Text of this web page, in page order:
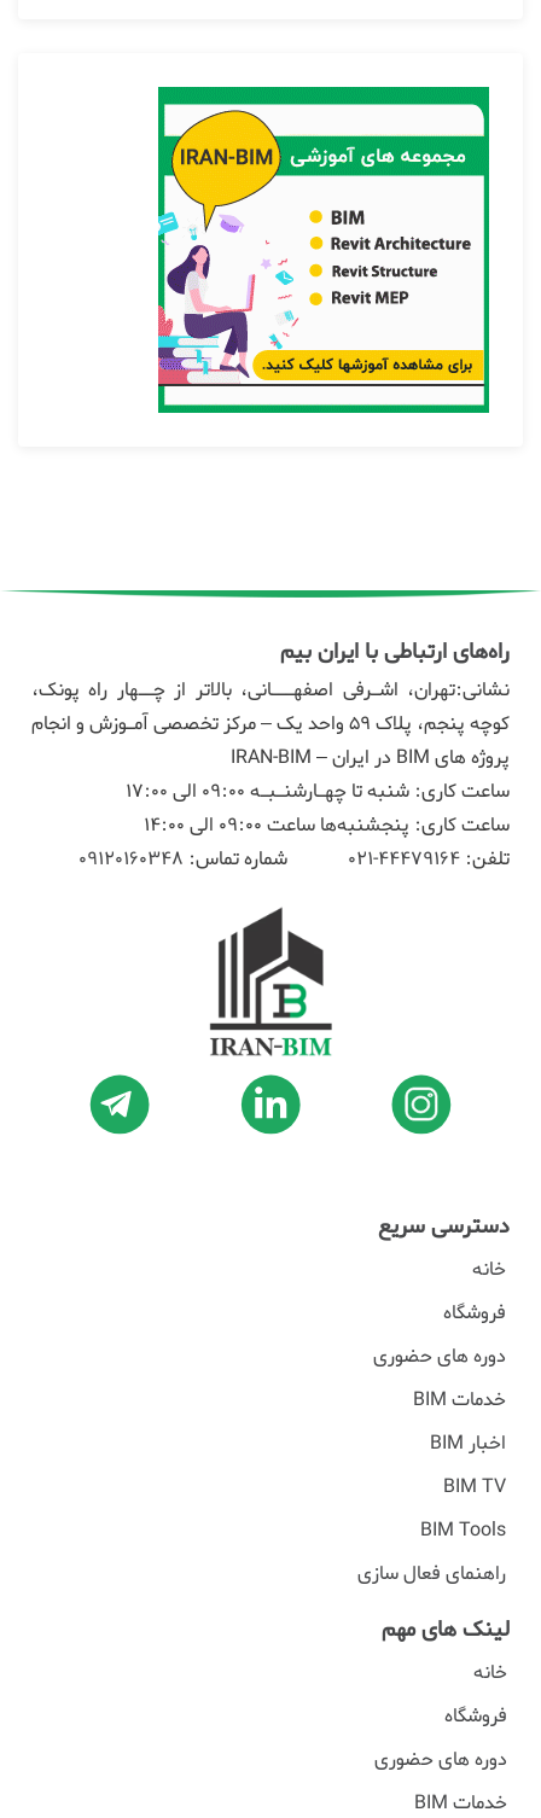
راه‌های ارتباطی با ایران بیم
نشانی:تهران، اشـرفی اصفهـــانی، بالاتر از چــهار راه پونک،
کوچه پنجم، پلاک ۵۹ واحد یک – مرکز تخصصی آمـوزش و انجام
پروژه های BIM در ایران – IRAN-BIM
ساعت کاری: شنبه تا چهـارشنـبـه 09:00 الی 17:00
ساعت کاری: پنجشنبه‌ها ساعت 09:00 الی 14:00
تلفن: 44479164-021 شماره تماس: 09120160348
دسترسی سریع
خانه
فروشگاه
دوره های حضوری
خدمات BIM
اخبار BIM
BIM TV
BIM Tools
راهنمای فعال سازی
لینک های مهم
خانه
فروشگاه
دوره های حضوری
خدمات BIM